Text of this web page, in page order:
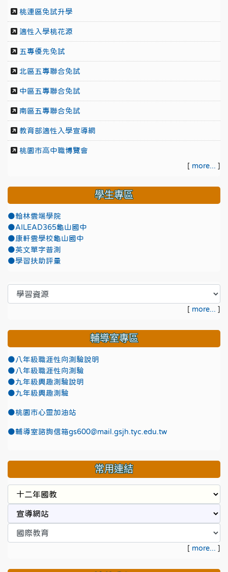
桃連區免試升學
適性入學桃花源
五專優先免試
北區五專聯合免試
中區五專聯合免試
南區五專聯合免試
教育部適性入學宣導網
桃園市高中職博覽會
[ more... ]
學生專區
●翰林雲端學院
●AILEAD365龜山國中
●康軒雲學校龜山國中
●英文單字普測
●學習扶助評量
[ more... ]
輔導室專區
●八年級職涯性向測驗說明
●八年級職涯性向測驗
●九年級興趣測驗說明
●九年級興趣測驗
●桃園市心靈加油站
●輔導室諮詢信箱gs600@mail.gsjh.tyc.edu.tw
常用連結
[ more... ]